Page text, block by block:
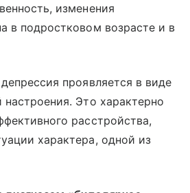
изменения
в подростковом возрасте и в
проявляется в виде
Это характерно
расстройства,
характера, одной из